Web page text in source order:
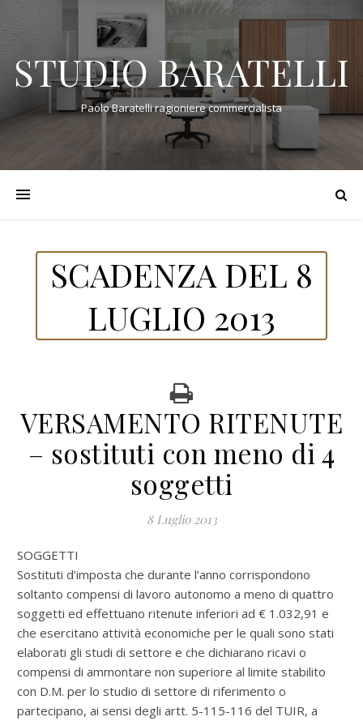
STUDIO BARATELLI
Paolo Baratelli ragioniere commercialista
SCADENZA DEL 8
LUGLIO 2013
VERSAMENTO RITENUTE
– sostituti con meno di 4
soggetti
8 Luglio 2013
SOGGETTI
Sostituti d’imposta che durante l’anno corrispondono
soltanto compensi di lavoro autonomo a meno di quattro
soggetti ed effettuano ritenute inferiori ad € 1.032,91 e
che esercitano attività economiche per le quali sono stati
elaborati gli studi di settore e che dichiarano ricavi o
compensi di ammontare non superiore al limite stabilito
con D.M. per lo studio di settore di riferimento o
partecipano, ai sensi degli artt. 5-115-116 del TUIR, a